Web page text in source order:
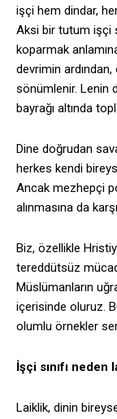
işçi hem dindar,
Aksi bir tutum işçi
koparmak
devrimin
sönümlenir. Lenin
bayrağı altında
Dine doğrudan
herkes kendi
Ancak mezhepçi
alınmasına da
Biz, özellikle
tereddütsüz
Müslümanların
içerisinde oluruz.
olumlu örnekler
İşçi sınıfı neden
Laiklik, dinin